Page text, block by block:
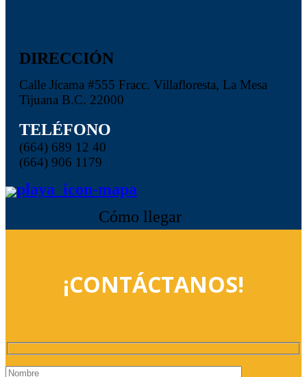
DIRECCIÓN
Calle Jícama #555 Fracc. Villafloresta, La Mesa
Tijuana B.C. 22000
TELÉFONO
(664) 689 12 40
(664) 906 1179
Cómo llegar
¡CONTÁCTANOS!